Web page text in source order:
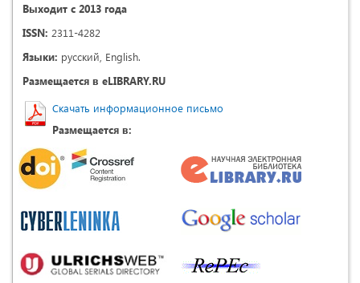
Выходит с 2013 года
ISSN: 2311-4282
Языки: русский, English.
Размещается в eLIBRARY.RU
Скачать информационное письмо
Размещается в: